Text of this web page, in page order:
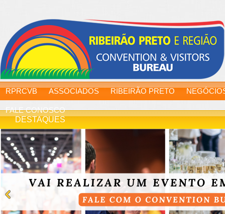
RPRCVB ASSOCIADOS RIBEIRÃO PRETO
FALE CONOSCO
DESTAQUES